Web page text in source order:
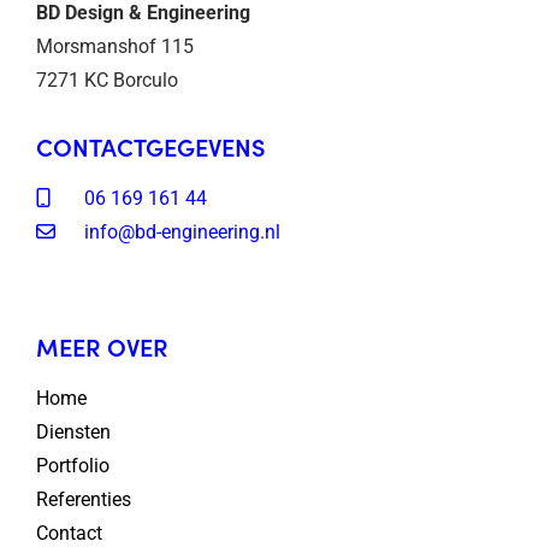
BD Design & Engineering
Morsmanshof 115
7271 KC Borculo
CONTACTGEGEVENS
06 169 161 44
info@bd-engineering.nl
MEER OVER
Home
Diensten
Portfolio
Referenties
Contact